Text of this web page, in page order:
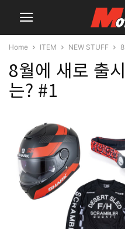
Home ITEM NEW STUFF
8월에 새로 출
는? #1